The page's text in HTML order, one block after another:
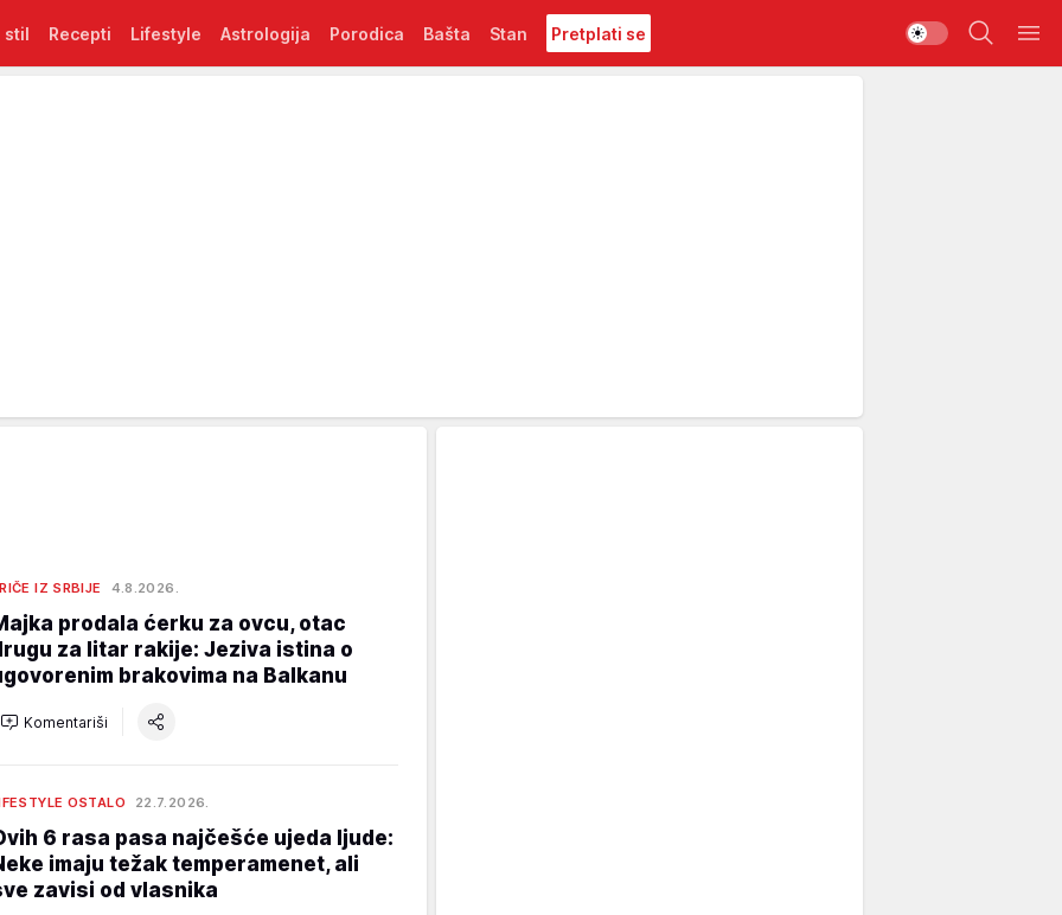
stil Recepti Lifestyle Astrologija Porodica Bašta Stan Pretplati se
IZ SRBIJE 4.8.2026.
prodala ćerku za ovcu, otac
za litar rakije: Jeziva istina o
brakovima na Balkanu
Komentariši
OSTALO 22.7.2026.
6 rasa pasa najčešće ujeda ljude:
imaju težak temperamenet, ali
zavisi od vlasnika